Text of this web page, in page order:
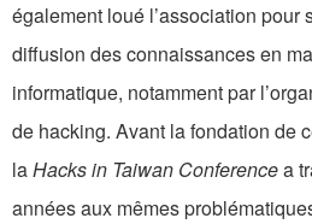
également loué l’association pour
diffusion des connaissances en
informatique, notamment par
de hacking. Avant la fondation de
laHacks in Taiwan Conferencea
années aux mêmes